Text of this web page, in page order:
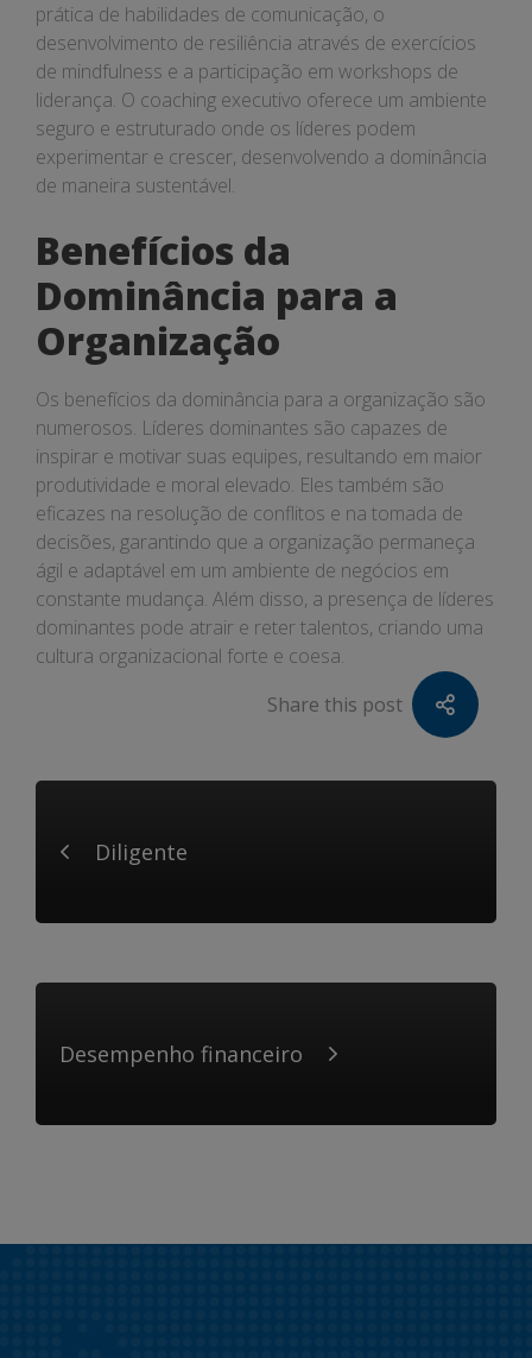
prática de habilidades de comunicação, o
desenvolvimento de resiliência através de exercícios
de mindfulness e a participação em workshops de
liderança. O coaching executivo oferece um ambiente
seguro e estruturado onde os líderes podem
experimentar e crescer, desenvolvendo a dominância
de maneira sustentável.
Benefícios da
Dominância para a
Organização
Os benefícios da dominância para a organização são
numerosos. Líderes dominantes são capazes de
inspirar e motivar suas equipes, resultando em maior
produtividade e moral elevado. Eles também são
eficazes na resolução de conflitos e na tomada de
decisões, garantindo que a organização permaneça
ágil e adaptável em um ambiente de negócios em
constante mudança. Além disso, a presença de líderes
dominantes pode atrair e reter talentos, criando uma
cultura organizacional forte e coesa.
Share this post
Diligente
Desempenho financeiro